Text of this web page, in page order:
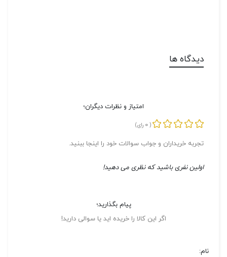
دیدگاه ها
امتیاز و نظرات دیگران؛
(
0 رای)
تجربه خریداران و جواب سوالات خود را اینجا ببنید.
اولین نفری باشید که نظری می دهید!
پیام بگذارید؛
اگر این کالا را خریده اید یا سوالی دارید!
نام: